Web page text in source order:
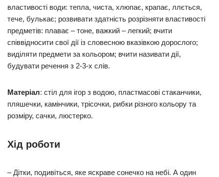
властивості води: тепла, чиста, хлюпає, крапає, ллється,
тече, булькає; розвивати здатність розрізняти властивості
предметів: плаває – тоне, важкий – легкий; вчити
співвідносити свої дії із словесною вказівкою дорослого;
виділяти предмети за кольором; вчити називати дії,
будувати речення з 2-3-х слів.
Матеріал: стіл для ігор з водою, пластмасові стаканчики,
пляшечки, камінчики, трісочки, рибки різного кольору та
розміру, сачки, люстерко.
Хід роботи
– Дітки, подивіться, яке яскраве сонечко на небі. А один